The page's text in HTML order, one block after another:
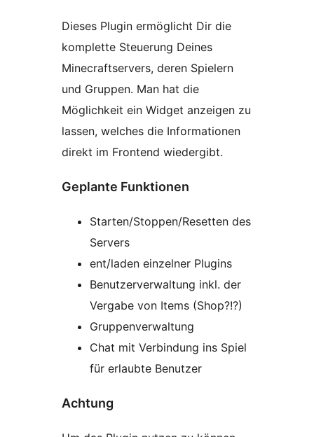
Dieses Plugin ermöglicht Dir die
komplette Steuerung Deines
Minecraftservers, deren Spielern
und Gruppen. Man hat die
Möglichkeit ein Widget anzeigen zu
lassen, welches die Informationen
direkt im Frontend wiedergibt.
Geplante Funktionen
Starten/Stoppen/Resetten des
Servers
ent/laden einzelner Plugins
Benutzerverwaltung inkl. der
Vergabe von Items (Shop?!?)
Gruppenverwaltung
Chat mit Verbindung ins Spiel
für erlaubte Benutzer
Achtung